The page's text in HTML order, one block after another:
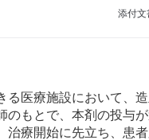
添付文
る医療施設において、
のもとで、本剤の投与
治療開始に先立ち、患